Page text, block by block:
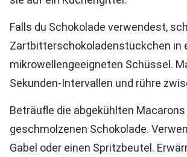
Falls du Schokolade verwendest,
Zartbitterschokoladenstückchen in
mikrowellengeeigneten Schüssel.
Sekunden-Intervallen und rühre
Beträufle die abgekühlten
geschmolzenen Schokolade.
Gabel oder einen Spritzbeutel.